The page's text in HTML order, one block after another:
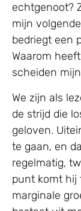
echtgenoot?
mijn
bedriegt een
Waarom
scheiden
We zijn als
de strijd die
geloven.
te gaan, en
regelmatig,
punt komt hij
marginale